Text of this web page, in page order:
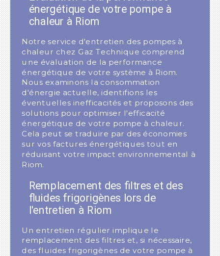
énergétique de votre pompe à
chaleur à Riom
Notre service d'entretien des pompes à
chaleur chez Gaz Technique comprend
une évaluation de la performance
énergétique de votre système à Riom.
Nous examinons la consommation
d'énergie actuelle, identifions les
éventuelles inefficacités et proposons des
solutions pour optimiser l'efficacité
énergétique de votre pompe à chaleur.
Cela peut se traduire par des économies
sur vos factures énergétiques tout en
réduisant votre impact environnemental à
Riom.
Remplacement des filtres et des
fluides frigorigènes lors de
l'entretien à Riom
Un entretien régulier implique le
remplacement des filtres et, si nécessaire,
des fluides frigorigènes de votre pompe à